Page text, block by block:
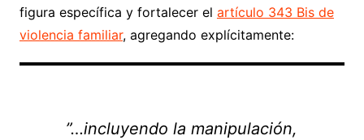
figura específica y fortalecer el artículo 343 Bis de
violencia familiar, agregando explícitamente:
”…incluyendo la manipulación,